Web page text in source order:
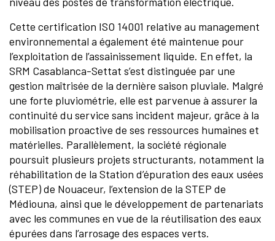
Cette certification ISO 14001 relative au management
environnemental a également été maintenue pour
l’exploitation de l’assainissement liquide. En effet, la
SRM Casablanca-Settat s’est distinguée par une
gestion maîtrisée de la dernière saison pluviale. Malgré
une forte pluviométrie, elle est parvenue à assurer la
continuité du service sans incident majeur, grâce à la
mobilisation proactive de ses ressources humaines et
matérielles. Parallèlement, la société régionale
poursuit plusieurs projets structurants, notamment la
réhabilitation de la Station d’épuration des eaux usées
(STEP) de Nouaceur, l’extension de la STEP de
Médiouna, ainsi que le développement de partenariats
avec les communes en vue de la réutilisation des eaux
épurées dans l’arrosage des espaces verts.